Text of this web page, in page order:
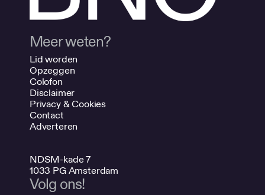
Meer weten?
Lid worden
Opzeggen
Colofon
Disclaimer
Privacy & Cookies
Contact
Adverteren
NDSM-kade 7
1033 PG Amsterdam
Volg ons!